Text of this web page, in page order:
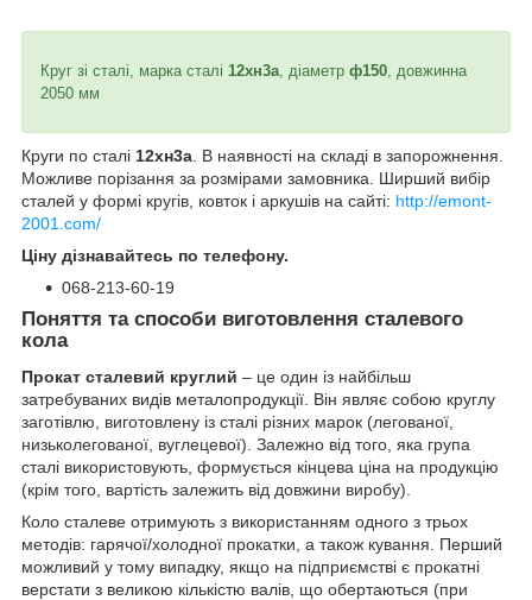
Круг зі сталі, марка сталі 12хн3а , діаметр ф150 , довжинна
2050 мм
Круги по сталі 12хн3а . В наявності на складі в запорожнення.
Можливе порізання за розмірами замовника. Ширший вибір
сталей у формі кругів, ковток і аркушів на сайті: http://emont-
2001.com/
Ціну дізнавайтесь по телефону.
068-213-60-19
Поняття та способи виготовлення сталевого
кола
Прокат сталевий круглий – це один із найбільш
затребуваних видів металопродукції. Він являє собою круглу
заготівлю, виготовлену із сталі різних марок (легованої,
низьколегованої, вуглецевої). Залежно від того, яка група
сталі використовують, формується кінцева ціна на продукцію
(крім того, вартість залежить від довжини виробу).
Коло сталеве отримують з використанням одного з трьох
методів: гарячої/холодної прокатки, а також кування. Перший
можливий у тому випадку, якщо на підприємстві є прокатні
верстати з великою кількістю валів, що обертаються (при